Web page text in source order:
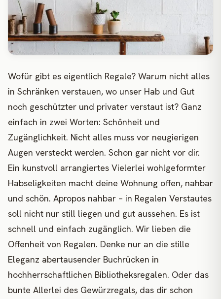
Wofür gibt es eigentlich Regale? Warum nicht alles
in Schränken verstauen, wo unser Hab und Gut
noch geschützter und privater verstaut ist? Ganz
einfach in zwei Worten: Schönheit und
Zugänglichkeit. Nicht alles muss vor neugierigen
Augen versteckt werden. Schon gar nicht vor dir.
Ein kunstvoll arrangiertes Vielerlei wohlgeformter
Habseligkeiten macht deine Wohnung offen, nahbar
und schön. Apropos nahbar – in Regalen Verstautes
soll nicht nur still liegen und gut aussehen. Es ist
schnell und einfach zugänglich. Wir lieben die
Offenheit von Regalen. Denke nur an die stille
Eleganz abertausender Buchrücken in
hochherrschaftlichen Bibliotheksregalen. Oder das
bunte Allerlei des Gewürzregals, das dir schon